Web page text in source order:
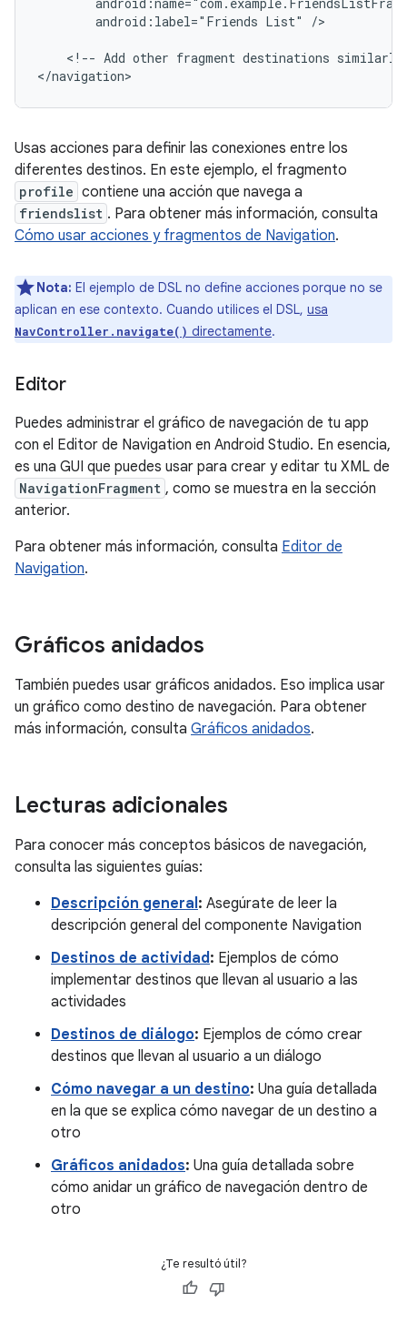
android:label="Friends List" />
<!-- Add other fragment destinations
Usas acciones para definir las conexiones entre los
diferentes destinos. En este ejemplo, el fragmento
profile contiene una acción que navega a
friendslist . Para obtener más información, consulta
Cómo usar acciones y fragmentos de Navigation.
Nota: El ejemplo de DSL no define acciones porque no se
aplican en ese contexto. Cuando utilices el DSL, usa
NavController.navigate() directamente.
Editor
Puedes administrar el gráfico de navegación de tu app
con el Editor de Navigation en Android Studio. En esencia,
es una GUI que puedes usar para crear y editar tu XML de
NavigationFragment , como se muestra en la sección
anterior.
Para obtener más información, consulta Editor de
Navigation.
Gráficos anidados
También puedes usar gráficos anidados. Eso implica usar
un gráfico como destino de navegación. Para obtener
más información, consulta Gráficos anidados.
Lecturas adicionales
Para conocer más conceptos básicos de navegación,
consulta las siguientes guías:
Descripción general: Asegúrate de leer la
descripción general del componente Navigation
Destinos de actividad: Ejemplos de cómo
implementar destinos que llevan al usuario a las
actividades
Destinos de diálogo: Ejemplos de cómo crear
destinos que llevan al usuario a un diálogo
Cómo navegar a un destino: Una guía detallada
en la que se explica cómo navegar de un destino a
otro
Gráficos anidados: Una guía detallada sobre
cómo anidar un gráfico de navegación dentro de
otro
¿Te resultó útil?